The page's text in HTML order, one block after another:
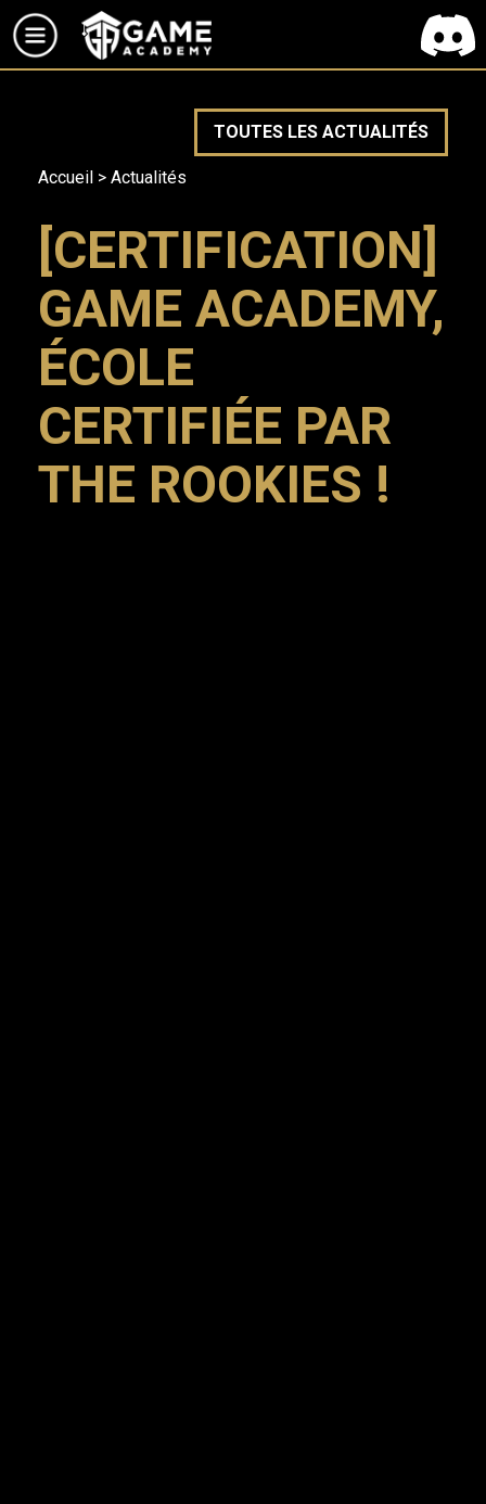
TOUTES LES ACTUALITÉS
Accueil > Actualités
[CERTIFICATION]
GAME ACADEMY,
ÉCOLE
CERTIFIÉE PAR
THE ROOKIES !